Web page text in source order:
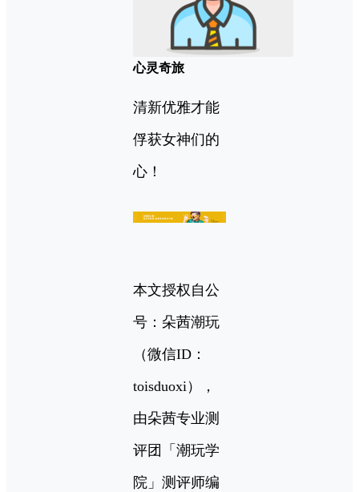
心灵奇旅
清新优雅才能
俘获女神们的
心！
本文授权自公
号：朵茜潮玩
（微信ID：
toisduoxi），
由朵茜专业测
评团「潮玩学
院」测评师编